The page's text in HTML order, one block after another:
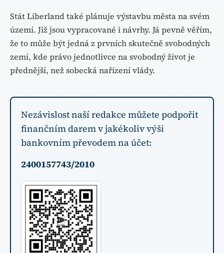
Stát Liberland také plánuje výstavbu města na svém
území. Již jsou vypracované i návrhy. Já pevně věřím,
že to může být jedná z prvních skutečně svobodných
zemí, kde právo jednotlivce na svobodný život je
přednější, než sobecká nařízení vlády.
Nezávislost naší redakce můžete podpořit
finančním darem v jakékoliv výši
bankovním převodem na účet:
2400157743/2010